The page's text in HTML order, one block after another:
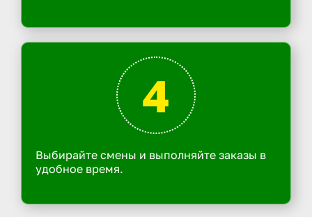
4
Выбирайте смены и выполняйте заказы в
удобное время.